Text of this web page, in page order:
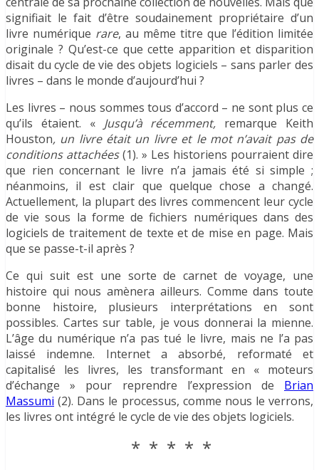
signifiait le fait d’être soudainement propriétaire d’un
livre numérique rare, au même titre que l’édition limitée
originale ? Qu’est-ce que cette apparition et disparition
disait du cycle de vie des objets logiciels – sans parler des
livres – dans le monde d’aujourd’hui ?
Les livres – nous sommes tous d’accord – ne sont plus ce
qu’ils étaient. « Jusqu’à récemment, remarque Keith
Houston, un livre était un livre et le mot n’avait pas de
conditions attachées(1). » Les historiens pourraient dire
que rien concernant le livre n’a jamais été si simple ;
néanmoins, il est clair que quelque chose a changé.
Actuellement, la plupart des livres commencent leur cycle
de vie sous la forme de fichiers numériques dans des
logiciels de traitement de texte et de mise en page. Mais
que se passe-t-il après ?
Ce qui suit est une sorte de carnet de voyage, une
histoire qui nous amènera ailleurs. Comme dans toute
bonne histoire, plusieurs interprétations en sont
possibles. Cartes sur table, je vous donnerai la mienne.
L’âge du numérique n’a pas tué le livre, mais ne l’a pas
laissé indemne. Internet a absorbé, reformaté et
capitalisé les livres, les transformant en « moteurs
d’échange » pour reprendre l’expression de Brian
Massumi (2). Dans le processus, comme nous le verrons,
les livres ont intégré le cycle de vie des objets logiciels.
* * * * *